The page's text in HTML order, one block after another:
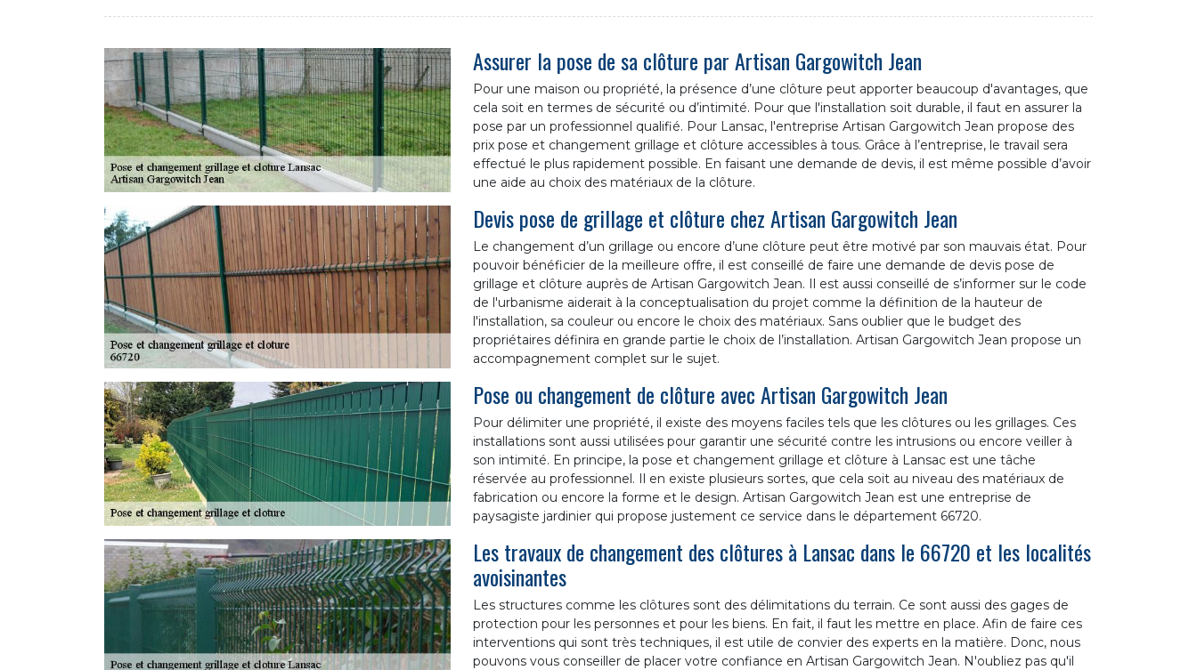
Assurer la pose de sa clôture par Artisan Gargowitch Jean
Pour une maison ou propriété, la présence d’une clôture peut apporter beaucoup d'avantages, que
cela soit en termes de sécurité ou d’intimité. Pour que l'installation soit durable, il faut en assurer la
pose par un professionnel qualifié. Pour Lansac, l'entreprise Artisan Gargowitch Jean propose des
prix pose et changement grillage et clôture accessibles à tous. Grâce à l’entreprise, le travail sera
effectué le plus rapidement possible. En faisant une demande de devis, il est même possible d’avoir
une aide au choix des matériaux de la clôture.
Devis pose de grillage et clôture chez Artisan Gargowitch Jean
Le changement d’un grillage ou encore d’une clôture peut être motivé par son mauvais état. Pour
pouvoir bénéficier de la meilleure offre, il est conseillé de faire une demande de devis pose de
grillage et clôture auprès de Artisan Gargowitch Jean. Il est aussi conseillé de s’informer sur le code
de l'urbanisme aiderait à la conceptualisation du projet comme la définition de la hauteur de
l'installation, sa couleur ou encore le choix des matériaux. Sans oublier que le budget des
propriétaires définira en grande partie le choix de l’installation. Artisan Gargowitch Jean propose un
accompagnement complet sur le sujet.
Pose ou changement de clôture avec Artisan Gargowitch Jean
Pour délimiter une propriété, il existe des moyens faciles tels que les clôtures ou les grillages. Ces
installations sont aussi utilisées pour garantir une sécurité contre les intrusions ou encore veiller à
son intimité. En principe, la pose et changement grillage et clôture à Lansac est une tâche
réservée au professionnel. Il en existe plusieurs sortes, que cela soit au niveau des matériaux de
fabrication ou encore la forme et le design. Artisan Gargowitch Jean est une entreprise de
paysagiste jardinier qui propose justement ce service dans le département 66720.
Les travaux de changement des clôtures à Lansac dans le 66720 et les localités
avoisinantes
Les structures comme les clôtures sont des délimitations du terrain. Ce sont aussi des gages de
protection pour les personnes et pour les biens. En fait, il faut les mettre en place. Afin de faire ces
interventions qui sont très techniques, il est utile de convier des experts en la matière. Donc, nous
pouvons vous conseiller de placer votre confiance en Artisan Gargowitch Jean. N'oubliez pas qu'il